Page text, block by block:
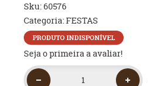
Sku:60576
Categoria:FESTAS
PRODUTO INDISPONÍVEL
Seja o primeira a avaliar!